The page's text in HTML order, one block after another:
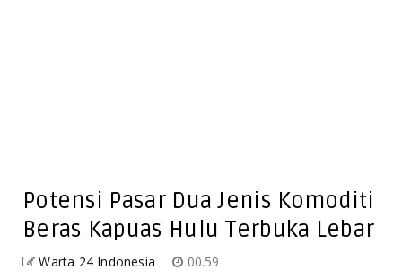
Potensi Pasar Dua Jenis Komoditi
Beras Kapuas Hulu Terbuka Lebar
Warta 24 Indonesia 00.59